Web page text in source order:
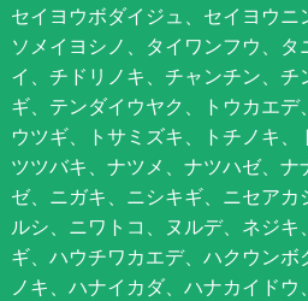
セイヨウボダイジュ、セイヨウニ
ソメイヨシノ、タイワンフウ、
イ、チドリノキ、チャンチン、
ギ、テンダイウヤク、トウカエデ
ウツギ、トサミズキ、トチノキ
ツツバキ、ナツメ、ナツハゼ、
ゼ、ニガキ、ニシキギ、ニセア
ルシ、ニワトコ、ヌルデ、ネジ
ギ、ハウチワカエデ、ハクウン
ノキ、ハナイカダ、ハナカイドウ